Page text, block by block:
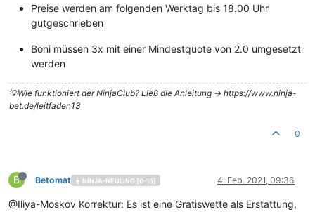
Preise werden am folgenden Werktag bis 18.00 Uhr
gutgeschrieben
Boni müssen 3x mit einer Mindestquote von 2.0 umgesetzt
werden
💡Wie funktioniert der NinjaClub? Ließ die Anleitung -> https://www.ninja-
bet.de/leitfaden13
0
B Betomat NINJA-NEULING [0-15] 4. Feb. 2021, 09:36
@Iliya-Moskov Korrektur: Es ist eine Gratiswette als Erstattung,